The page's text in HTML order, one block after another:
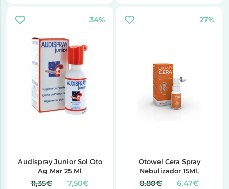
34%
Audispray Junior Sol Oto
Ag Mar 25 Ml
11,35€ 7,50€
27%
Otowel Cera Spray
Nebulizador 15Ml,
8,80€ 6,47€